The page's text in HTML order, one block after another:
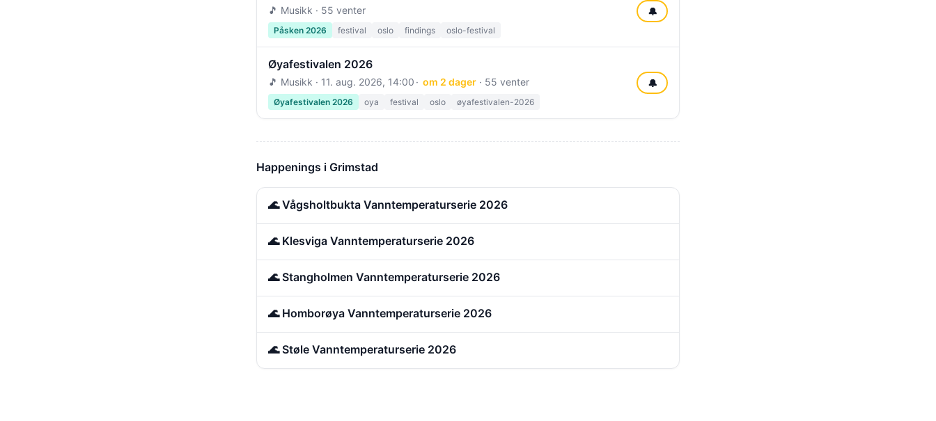
🎵 Musikk · 55 venter
Påsken 2026 festival oslo findings oslo-festival
🔔
Øyafestivalen 2026
🎵 Musikk · 11. aug. 2026, 14:00 om 2 dager· 55 venter
Øyafestivalen 2026 oya festival oslo øyafestivalen-2026
🔔
Happenings i Grimstad
🌊 Vågsholtbukta Vanntemperaturserie 2026
🌊 Klesviga Vanntemperaturserie 2026
🌊 Stangholmen Vanntemperaturserie 2026
🌊 Homborøya Vanntemperaturserie 2026
🌊 Støle Vanntemperaturserie 2026